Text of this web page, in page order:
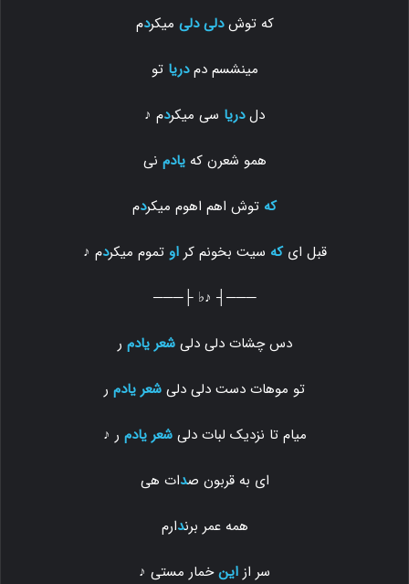
که توشدلی دلی میکردم
مینشسم دمدریا تو
دلدریا سی میکردم ♪
همو شعرن کهیادم نی
که توش اهم اهوم میکردم
قبل ایکه سیت بخونم کراو تموم میکردم ♪
───┤ ♪♭ ├───
دس چشات دلی دلیشعر یادم ر
تو موهات دست دلی دلی شعر یادم ر
میام تا نزدیک لبات دلیشعر یادم ر ♪
ای به قربون صدات هی
همه عمر برندارم
سر از اینخمار مستی ♪